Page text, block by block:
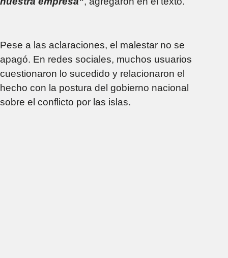
Pese a las aclaraciones, el malestar no se
apagó. En redes sociales, muchos usuarios
cuestionaron lo sucedido y relacionaron el
hecho con la postura del gobierno nacional
sobre el conflicto por las islas.